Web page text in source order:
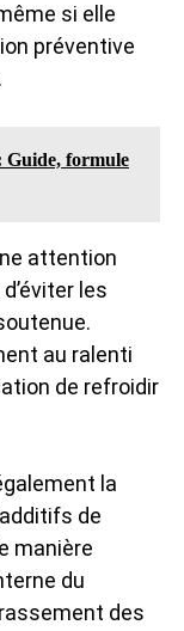
si elle
préventive
Guide, formule
attention
les
au ralenti
de refroidir
la
de
manière
du
des